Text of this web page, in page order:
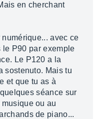
en cherchant
avec ce
P90 par exemple
Le P120 a la
sostenuto. Mais tu
et que tu as à
séance sur
ou au
de piano...